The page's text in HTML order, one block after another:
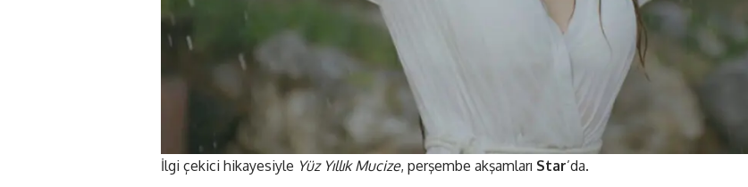
İlgi çekici hikayesiyle Yüz Yıllık Mucize, perşembe akşamları Star’da.